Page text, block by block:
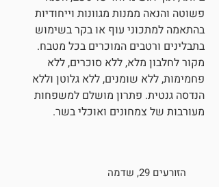
פשוטה והנאה ממנות מגוונות וייחודיות
בהתאמה למתכוני עוף או בקר בשימוש
בתבלינים ורטבים המוכרים בכל מטבח.
מקור לחלבון מלא, ללא סוכרים, ללא
פחמימות, ללא שומנים, ללא גלוטן וללא
הנדסה גנטית. פתרון מושלם למשפחות
מעורבות של צמחונים ואוכלי בשר.
הזורעים 29, שדמה